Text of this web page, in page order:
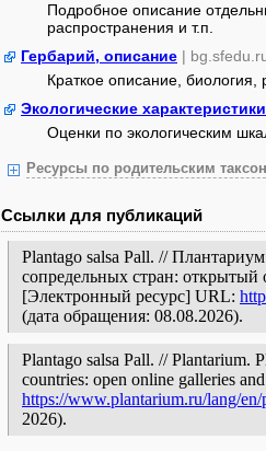
Подробное описание
распространения и т.п.
Гербарий, описание |
Краткое описание, биология,
Экологические характеристики
Оценки по экологическим
Ресурсы по родительским
Ссылки для публикаций
Plantago salsa Pall. //
сопредельных стран: открытый
[Электронный ресурс] URL:
(дата обращения: 08.08.2026).
Plantago salsa Pall. // Plantarium.
countries: open online galleries
https://www.plantarium.ru/lang/
2026).